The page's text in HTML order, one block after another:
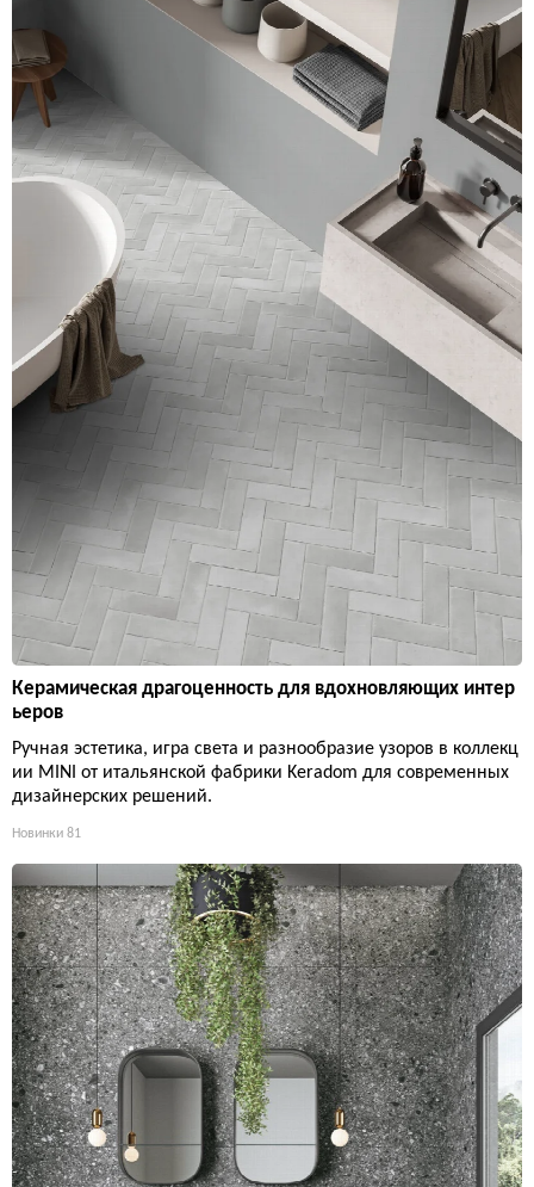
Керамическая драгоценность для вдохновляющих интер
ьеров
Ручная эстетика, игра света и разнообразие узоров в коллекц
ии MINI от итальянской фабрики Keradom для современных
дизайнерских решений.
Новинки 81